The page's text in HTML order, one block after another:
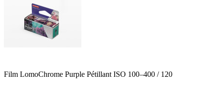
Film LomoChrome Purple Pétillant ISO 100–400 / 120